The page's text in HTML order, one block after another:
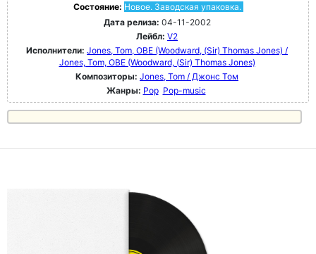
Состояние: Новое. Заводская упаковка.
Дата релиза: 04-11-2002
Лейбл: V2
Исполнители: Jones, Tom, OBE (Woodward, (Sir) Thomas Jones) /
Jones, Tom, OBE (Woodward, (Sir) Thomas Jones)
Композиторы: Jones, Tom / Джонс Том
Жанры: Pop Pop-music